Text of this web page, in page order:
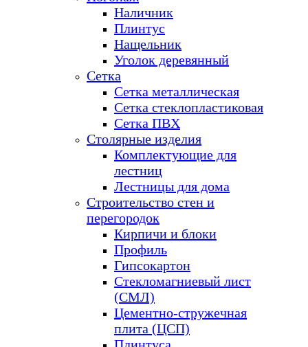
Наличник
Плинтус
Нащельник
Уголок деревянный
Сетка
Сетка металлическая
Сетка стеклопластиковая
Сетка ПВХ
Столярные изделия
Комплектующие для
лестниц
Лестницы для дома
Строительство стен и
перегородок
Кирпичи и блоки
Профиль
Гипсокартон
Стекломагниевый лист
(СМЛ)
Цементно-стружечная
плита (ЦСП)